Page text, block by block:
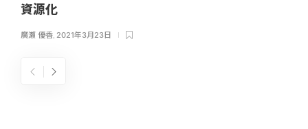
資源化
廣瀬 優香, 2021年3月23日